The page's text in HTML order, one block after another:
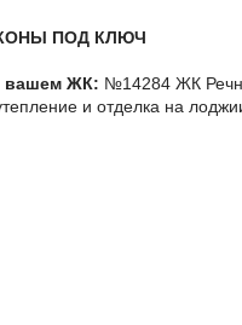
ПОД КЛЮЧ
вашем ЖК: №14284 ЖК
и отделка на